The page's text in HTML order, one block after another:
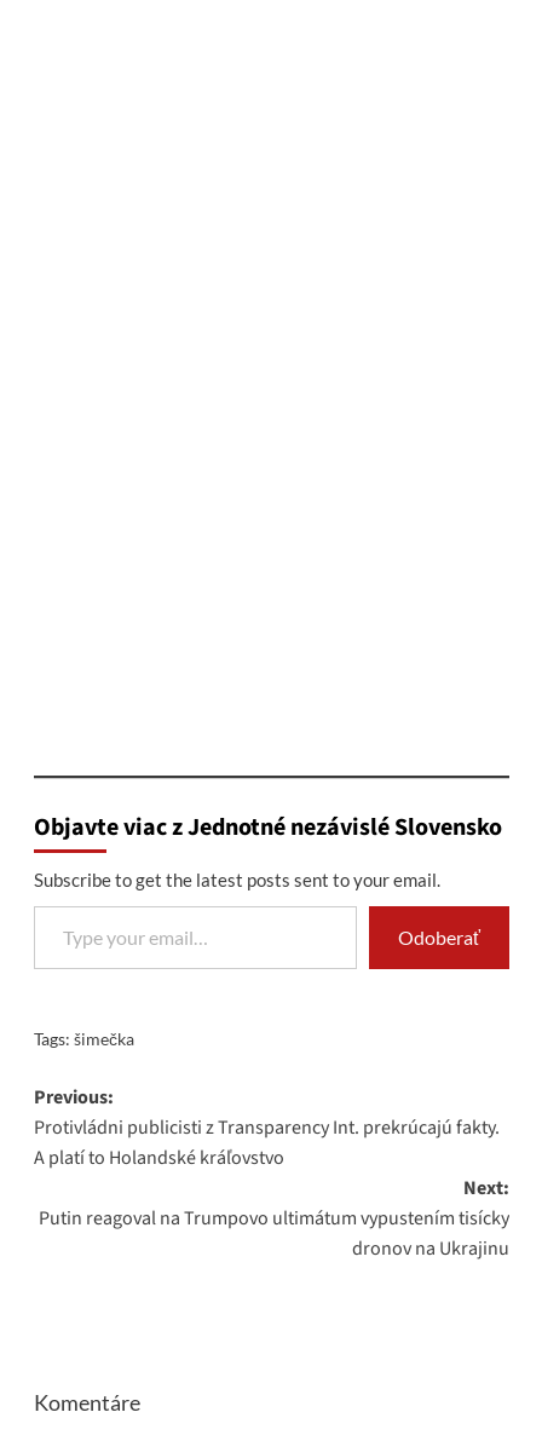
Objavte viac z Jednotné nezávislé Slovensko
Subscribe to get the latest posts sent to your email.
Type your email…
Odoberať
Tags: šimečka
Post
navigation
Previous:
Protivládni publicisti z Transparency Int. prekrúcajú fakty.
A platí to Holandské kráľovstvo
Next:
Putin reagoval na Trumpovo ultimátum vypustením tisícky
dronov na Ukrajinu
Komentáre